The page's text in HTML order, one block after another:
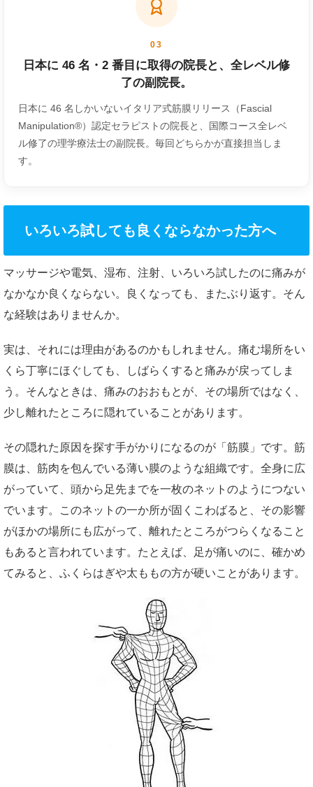
03
日本に 46 名・2 番目に取得の院長と、全レベル修
了の副院長。
日本に 46 名しかいないイタリア式筋膜リリース（Fascial
Manipulation®）認定セラピストの院長と、国際コース全レベ
ル修了の理学療法士の副院長。毎回どちらかが直接担当しま
す。
いろいろ試しても良くならなかった方へ
マッサージや電気、湿布、注射、いろいろ試したのに痛みが
なかなか良くならない。良くなっても、またぶり返す。そん
な経験はありませんか。
実は、それには理由があるのかもしれません。痛む場所をい
くら丁寧にほぐしても、しばらくすると痛みが戻ってしま
う。そんなときは、痛みのおおもとが、その場所ではなく、
少し離れたところに隠れていることがあります。
その隠れた原因を探す手がかりになるのが「筋膜」です。筋
膜は、筋肉を包んでいる薄い膜のような組織です。全身に広
がっていて、頭から足先までを一枚のネットのようにつない
でいます。このネットの一か所が固くこわばると、その影響
がほかの場所にも広がって、離れたところがつらくなること
もあると言われています。たとえば、足が痛いのに、確かめ
てみると、ふくらはぎや太ももの方が硬いことがあります。